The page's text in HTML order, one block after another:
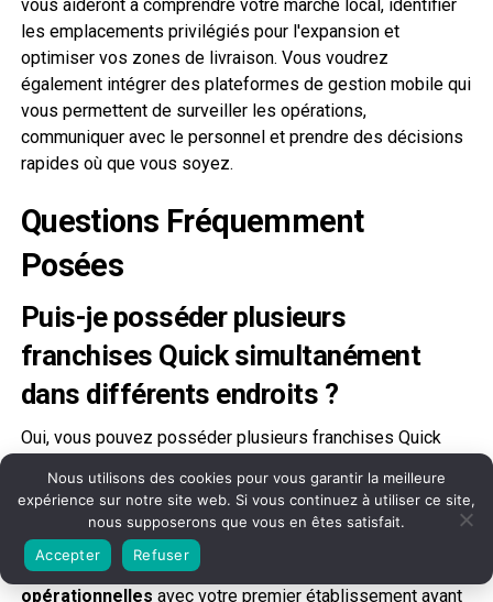
vous aideront à comprendre votre marché local, identifier
les emplacements privilégiés pour l'expansion et
optimiser vos zones de livraison. Vous voudrez
également intégrer des plateformes de gestion mobile qui
vous permettent de surveiller les opérations,
communiquer avec le personnel et prendre des décisions
rapides où que vous soyez.
Questions Fréquemment
Posées
Puis-je posséder plusieurs
franchises Quick simultanément
dans différents endroits ?
Oui, vous pouvez posséder plusieurs franchises Quick
unités. Votre réussite dans la gestion des franchises
dépendra du développement d'unestratégie
d'emplacement solide
équipe. Vous devrez démontrer de
opérationnelles avec votre premier établissement avant
Nous utilisons des cookies pour vous garantir la meilleure
expérience sur notre site web. Si vous continuez à utiliser ce site,
nous supposerons que vous en êtes satisfait.
Accepter
Refuser